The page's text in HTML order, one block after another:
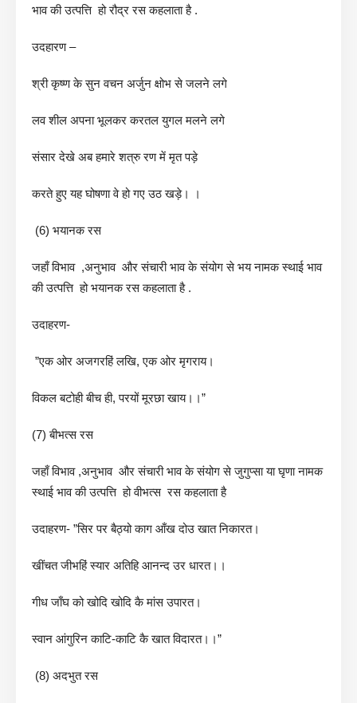
भाव की उत्पत्ति हो रौद्र रस कहलाता है .
उदहारण –
श्री कृष्ण के सुन वचन अर्जुन क्षोभ से जलने लगे
लव शील अपना भूलकर करतल युगल मलने लगे
संसार देखे अब हमारे शत्रु रण में मृत पड़े
करते हुए यह घोषणा वे हो गए उठ खड़े। ।
(6) भयानक रस
जहाँ विभाव ,अनुभाव और संचारी भाव के संयोग से भय नामक स्थाई भाव
की उत्पत्ति हो भयानक रस कहलाता है .
उदाहरण-
”एक ओर अजगरहिं लखि, एक ओर मृगराय।
विकल बटोही बीच ही, परयों मूरछा खाय।।”
(7) बीभत्स रस
जहाँ विभाव ,अनुभाव और संचारी भाव के संयोग से जुगुप्सा या घृणा नामक
स्थाई भाव की उत्पत्ति हो वीभत्स रस कहलाता है
उदाहरण- ”सिर पर बैठ्यो काग आँख दोउ खात निकारत।
खींचत जीभहिं स्यार अतिहि आनन्द उर धारत।।
गीध जाँघ को खोदि खोदि कै मांस उपारत।
स्वान आंगुरिन काटि-काटि कै खात विदारत।।”
(8) अदभुत रस